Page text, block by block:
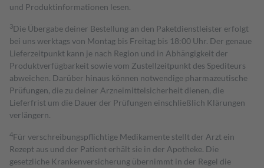
und Produktinformationen lesen.
3Die Übergabe deiner Bestellung an den Paketdienstleister erfolgt
bei uns werktags von Montag bis Freitag bis 18:00 Uhr. Der genaue
Lieferzeitpunkt kann je nach Region und in Abhängigkeit der
Produktverfügbarkeit sowie vom Zustellzeitpunkt des Spediteurs
abweichen. Darüber hinaus können notwendige pharmazeutische
Prüfungen, die zu deiner Arzneimittelsicherheit dienen, die
Lieferfrist um die Dauer der Prüfungen einschließlich Klärungen
verlängern.
4Für verschreibungspflichtige Medikamente stellt der Arzt ein
Rezept aus und der Patient erhält sie in der Apotheke. Die
gesetzliche Krankenversicherung übernimmt in der Regel die